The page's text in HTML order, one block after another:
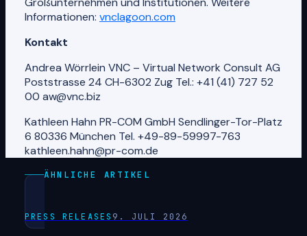
Informationen: vnclagoon.com
Kontakt
Andrea Wörrlein VNC – Virtual Network Consult AG
Poststrasse 24 CH-6302 Zug Tel.: +41 (41) 727 52
00 aw@vnc.biz
Kathleen Hahn PR-COM GmbH Sendlinger-Tor-Platz
6 80336 München Tel. +49-89-59997-763
kathleen.hahn@pr-com.de
ÄHNLICHE ARTIKEL
PRESS RELEASES 9. JULI 2026